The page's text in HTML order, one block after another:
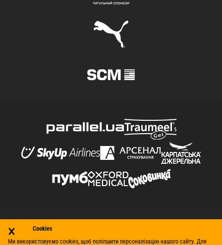
© Футбольний клуб «Шахтар» (Донецьк), 1998–2026. Усі
×
Cookies
Ми використовуємо cookies, щоб поліпшити персоналізацію нашого сайту. Для